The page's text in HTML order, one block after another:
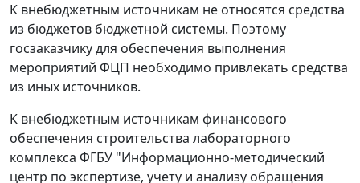
К внебюджетным источникам не относятся средства
из бюджетов бюджетной системы. Поэтому
госзаказчику для обеспечения выполнения
мероприятий ФЦП необходимо привлекать средства
из иных источников.
К внебюджетным источникам финансового
обеспечения строительства лабораторного
комплекса ФГБУ "Информационно-методический
центр по экспертизе, учету и анализу обращения